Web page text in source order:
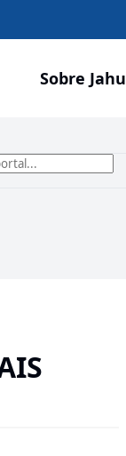
Sobre Jahu